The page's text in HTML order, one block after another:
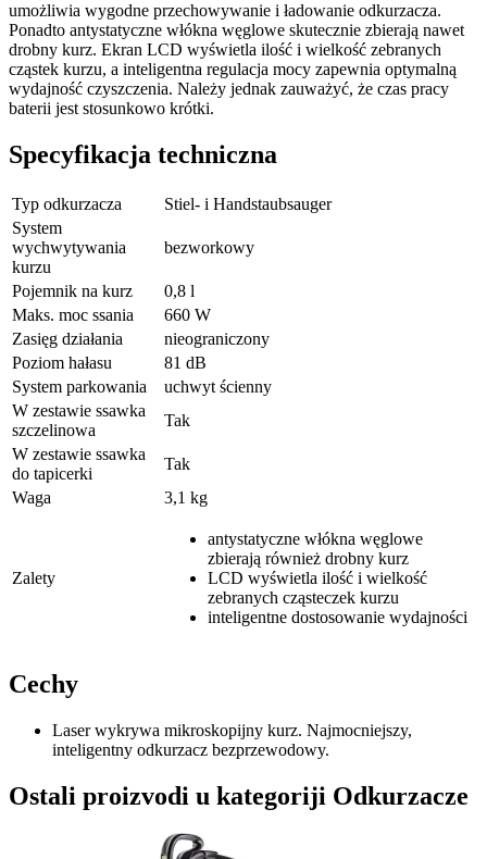
umożliwia wygodne przechowywanie i ładowanie odkurzacza.
Ponadto antystatyczne włókna węglowe skutecznie zbierają nawet
drobny kurz. Ekran LCD wyświetla ilość i wielkość zebranych
cząstek kurzu, a inteligentna regulacja mocy zapewnia optymalną
wydajność czyszczenia. Należy jednak zauważyć, że czas pracy
baterii jest stosunkowo krótki.
Specyfikacja techniczna
Typ odkurzacza
Stiel- i Handstaubsauger
System
wychwytywania
kurzu
bezworkowy
Pojemnik na kurz
0,8 l
Maks. moc ssania
660 W
Zasięg działania
nieograniczony
Poziom hałasu
81 dB
System parkowania
uchwyt ścienny
W zestawie ssawka
szczelinowa
Tak
W zestawie ssawka
do tapicerki
Tak
Waga
3,1 kg
Zalety
antystatyczne włókna węglowe
zbierają również drobny kurz
LCD wyświetla ilość i wielkość
zebranych cząsteczek kurzu
inteligentne dostosowanie wydajności
Cechy
Laser wykrywa mikroskopijny kurz. Najmocniejszy,
inteligentny odkurzacz bezprzewodowy.
Ostali proizvodi u kategoriji Odkurzacze